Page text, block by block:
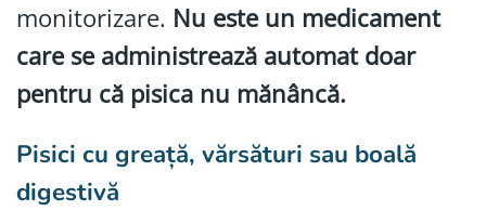
monitorizare. Nu este un medicament
care se administrează automat doar
pentru că pisica nu mănâncă.
Pisici cu greață, vărsături sau boală
digestivă